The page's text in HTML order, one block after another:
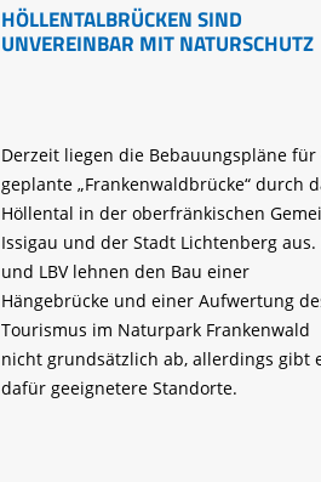
HÖLLENTALBRÜCKEN SIND
UNVEREINBAR MIT NATURSCHUTZ
Derzeit liegen die Bebauungspläne für
geplante „Frankenwaldbrücke“ durch
Höllental in der oberfränkischen
Issigau und der Stadt Lichtenberg aus.
und LBV lehnen den Bau einer
Hängebrücke und einer Aufwertung
Tourismus im Naturpark Frankenwald
nicht grundsätzlich ab, allerdings gibt
dafür geeignetere Standorte.